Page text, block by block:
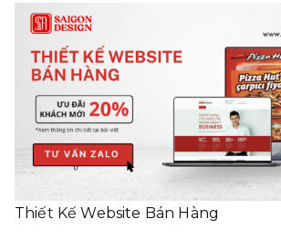
Thiết Kế Website Bán Hàng